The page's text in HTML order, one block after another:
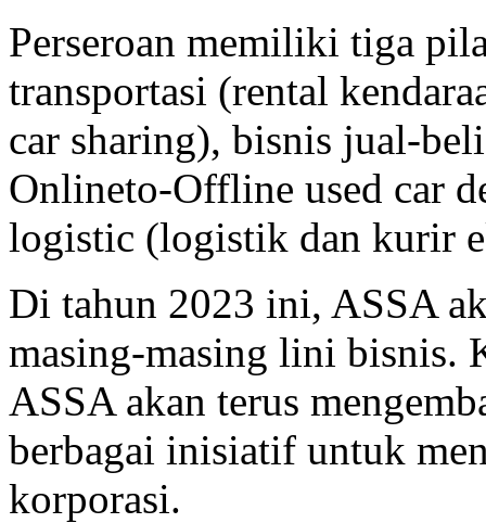
Perseroan memiliki tiga
transportasi (rental
car sharing), bisnis jual-
Onlineto-Offline used car
logistic (logistik dan kurir
Di tahun 2023 ini, ASSA
masing-masing lini bisnis.
ASSA akan terus
berbagai inisiatif untuk
korporasi.